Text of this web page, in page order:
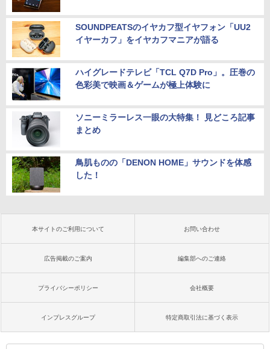
SOUNDPEATSのイヤカフ型イヤフォン「UU2
イヤーカフ」をイヤカフマニアが語る
ハイグレードテレビ「TCL Q7D Pro」。圧巻の
色彩美で映画＆ゲームが極上体験に
ソニーミラーレス一眼の大特集！ 見どころ記事
まとめ
鳥肌ものの「DENON HOME」サウンドを体感
した！
本サイトのご利用について お問い合わせ
広告掲載のご案内 編集部へのご連絡
プライバシーポリシー 会社概要
インプレスグループ 特定商取引法に基づく表示